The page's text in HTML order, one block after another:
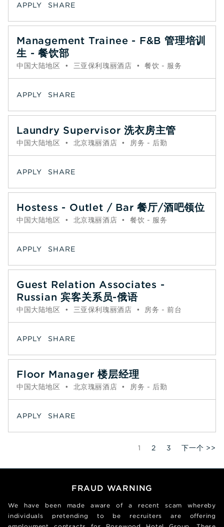
APPLY SHARE
Management Trainee - F&B 管理培训
生 - 餐饮部
中国大陆地区 • 三亚保利瑰丽酒店 • 餐饮 - 服务
APPLY SHARE
Laundry Supervisor 洗衣房主管
中国大陆地区 • 北京瑰丽酒店 • 房务 - 后勤
APPLY SHARE
Hostess - Outlet / Bar 餐厅/酒吧领位
中国大陆地区 • 北京瑰丽酒店 • 餐饮 - 服务
APPLY SHARE
Guest Relation Associates -
Russian 宾客关系员-俄语
中国大陆地区 • 三亚保利瑰丽酒店 • 房务 - 前台
APPLY SHARE
Floor Manager 楼层经理
中国大陆地区 • 北京瑰丽酒店 • 房务 - 后勤
APPLY SHARE
Page
1 2 3 下一个 >>
FRAUD WARNING
We have been made aware of a recent scam whereby
individuals pretending to be recruiters are offering